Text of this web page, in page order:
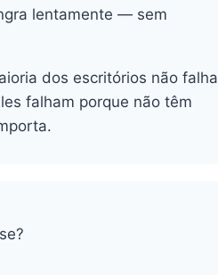
lentamente — sem
dos escritórios não falha
falham porque não têm